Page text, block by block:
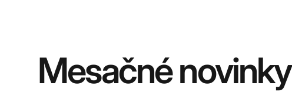
Mesačné novinky